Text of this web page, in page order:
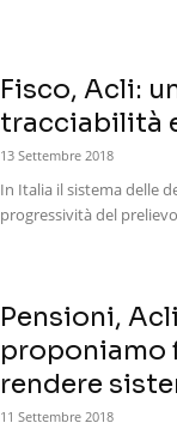
Fisco, Acli:
tracciabilità
13 Settembre 2018
In Italia il sistema delle
progressività del
Pensioni,
proponiamo
rendere
11 Settembre 2018